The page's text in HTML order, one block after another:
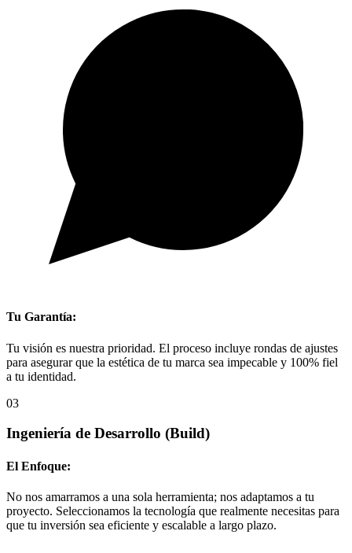
Tu Garantía:
Tu visión es nuestra prioridad. El proceso incluye rondas de ajustes
para asegurar que la estética de tu marca sea impecable y 100% fiel
a tu identidad.
03
Ingeniería de Desarrollo (Build)
El Enfoque:
No nos amarramos a una sola herramienta; nos adaptamos a tu
proyecto. Seleccionamos la tecnología que realmente necesitas para
que tu inversión sea eficiente y escalable a largo plazo.